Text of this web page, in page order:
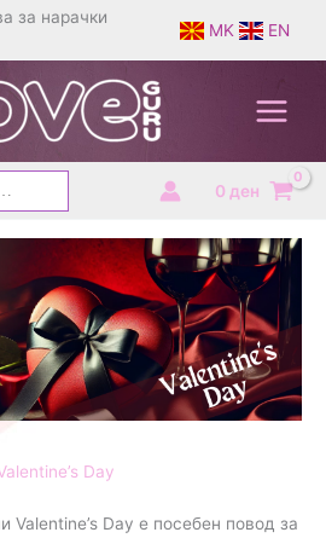
MK EN
0 ден
Day
Valentine’s Day е посебен повод за